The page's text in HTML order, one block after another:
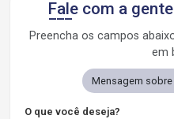
Fale com a
Preencha os campos
em
Mensagem sobre
O que você deseja?